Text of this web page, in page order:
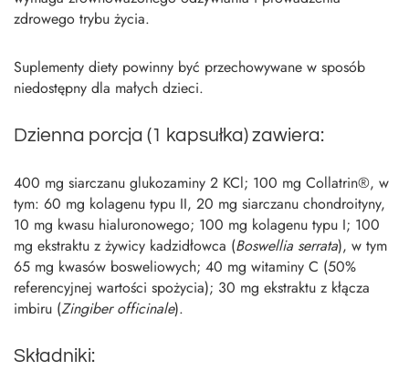
zdrowego trybu życia.
Suplementy diety powinny być przechowywane w sposób
niedostępny dla małych dzieci.
Dzienna porcja (1 kapsułka) zawiera:
400 mg siarczanu glukozaminy 2 KCl; 100 mg Collatrin®, w
tym: 60 mg kolagenu typu II, 20 mg siarczanu chondroityny,
10 mg kwasu hialuronowego; 100 mg kolagenu typu I; 100
mg ekstraktu z żywicy kadzidłowca (Boswellia serrata), w tym
65 mg kwasów bosweliowych; 40 mg witaminy C (50%
referencyjnej wartości spożycia); 30 mg ekstraktu z kłącza
imbiru (Zingiber officinale).
Składniki: